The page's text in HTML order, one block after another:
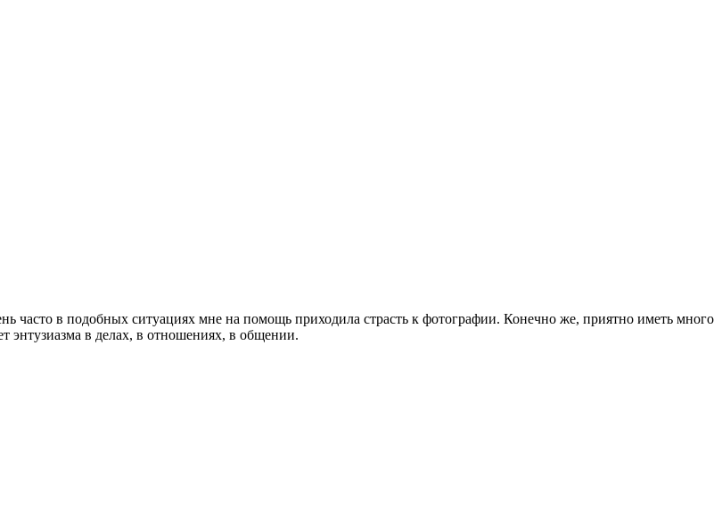
часто в подобных ситуациях мне на помощь приходила страсть к фотографии. Конечно же, приятно иметь много
энтузиазма в делах, в отношениях, в общении.